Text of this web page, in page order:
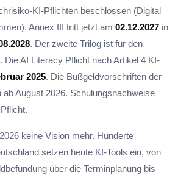
KI-Pflichten beschlossen (Digital
Annex III tritt jetzt am 02.12.2027 in
. Der zweite Trilog ist für den
Die AI Literacy Pflicht nach Artikel 4 KI-
2025. Die Bußgeldvorschriften der
ab August 2026. Schulungsnachweise
keine Vision mehr. Hunderte
setzen heute KI-Tools ein, von
über die Terminplanung bis